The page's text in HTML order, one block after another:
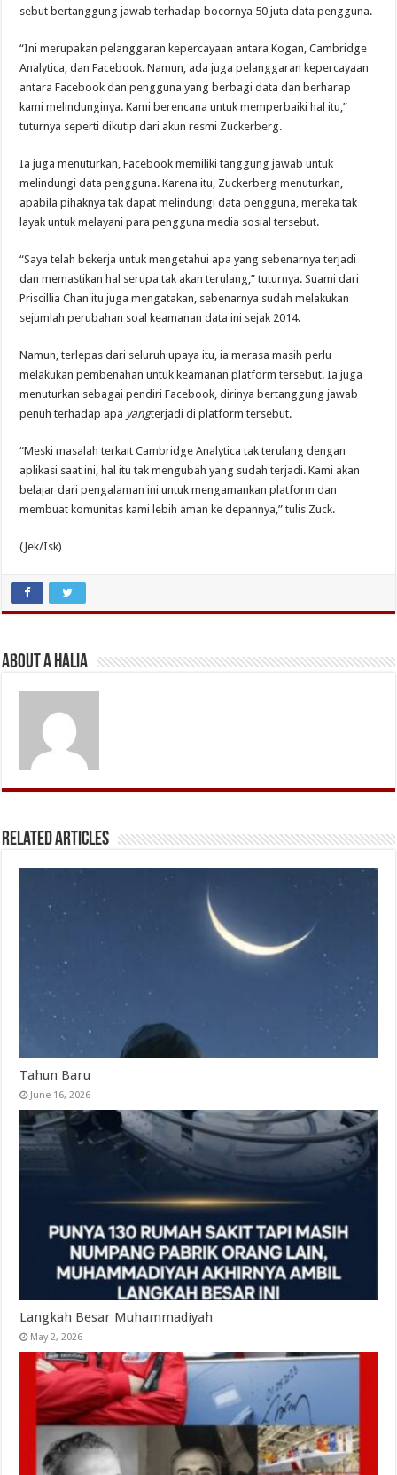
sebut bertanggung jawab terhadap bocornya 50 juta data pengguna.
“Ini merupakan pelanggaran kepercayaan antara Kogan, Cambridge
Analytica, dan Facebook. Namun, ada juga pelanggaran kepercayaan
antara Facebook dan pengguna yang berbagi data dan berharap
kami melindunginya. Kami berencana untuk memperbaiki hal itu,”
tuturnya seperti dikutip dari akun resmi Zuckerberg.
Ia juga menuturkan, Facebook memiliki tanggung jawab untuk
melindungi data pengguna. Karena itu, Zuckerberg menuturkan,
apabila pihaknya tak dapat melindungi data pengguna, mereka tak
layak untuk melayani para pengguna media sosial tersebut.
“Saya telah bekerja untuk mengetahui apa yang sebenarnya terjadi
dan memastikan hal serupa tak akan terulang,” tuturnya. Suami dari
Priscillia Chan itu juga mengatakan, sebenarnya sudah melakukan
sejumlah perubahan soal keamanan data ini sejak 2014.
Namun, terlepas dari seluruh upaya itu, ia merasa masih perlu
melakukan pembenahan untuk keamanan platform tersebut. Ia juga
menuturkan sebagai pendiri Facebook, dirinya bertanggung jawab
penuh terhadap apa yangterjadi di platform tersebut.
“Meski masalah terkait Cambridge Analytica tak terulang dengan
aplikasi saat ini, hal itu tak mengubah yang sudah terjadi. Kami akan
belajar dari pengalaman ini untuk mengamankan platform dan
membuat komunitas kami lebih aman ke depannya,” tulis Zuck.
(Jek/Isk)
About A Halia
Related Articles
Tahun Baru
June 16, 2026
Langkah Besar Muhammadiyah
May 2, 2026